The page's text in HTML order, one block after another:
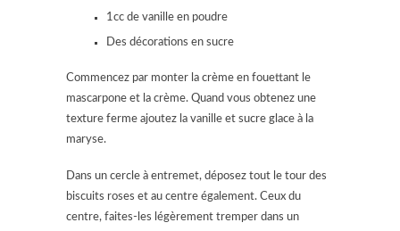
1cc de vanille en poudre
Des décorations en sucre
Commencez par monter la crème en fouettant le
mascarpone et la crème. Quand vous obtenez une
texture ferme ajoutez la vanille et sucre glace à la
maryse.
Dans un cercle à entremet, déposez tout le tour des
biscuits roses et au centre également. Ceux du
centre, faites-les légèrement tremper dans un